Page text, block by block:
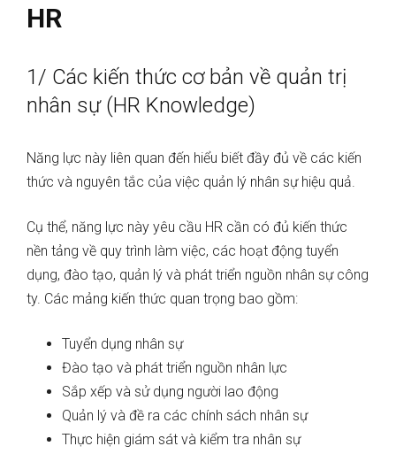
HR
1/ Các kiến thức cơ bản về quản trị
nhân sự (HR Knowledge)
Năng lực này liên quan đến hiểu biết đầy đủ về các kiến
thức và nguyên tắc của việc quản lý nhân sự hiệu quả.
Cụ thể, năng lực này yêu cầu HR cần có đủ kiến thức
nền tảng về quy trình làm việc, các hoạt động tuyển
dụng, đào tạo, quản lý và phát triển nguồn nhân sự công
ty. Các mảng kiến ​​thức quan trọng bao gồm:
Tuyển dụng nhân sự
Đào tạo và phát triển nguồn nhân lực
Sắp xếp và sử dụng người lao động
Quản lý và đề ra các chính sách nhân sự
Thực hiện giám sát và kiểm tra nhân sự